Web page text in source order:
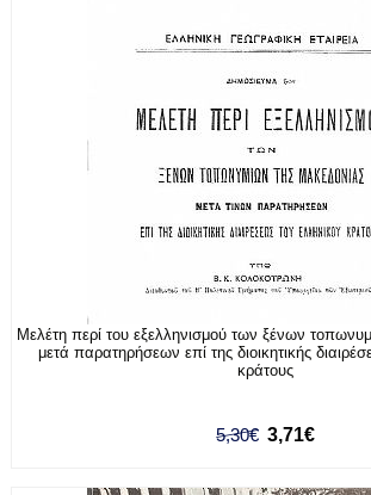
Μελέτη περί του εξελληνισμού των ξένων
μετά παρατηρήσεων επί της διοικητικής
κράτους
5,30€ 3,71€